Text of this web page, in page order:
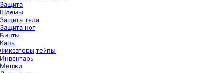
Защита
Шлемы
Защита тела
Защита ног
Бинты
Капы
Фиксаторы,тейпы
Инвентарь
Мешки